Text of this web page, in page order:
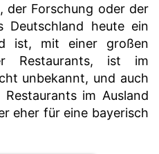
der Forschung oder der
Deutschland heute ein
ist, mit einer großen
Restaurants, ist im
unbekannt, und auch
im Ausland
eher für eine bayerisch